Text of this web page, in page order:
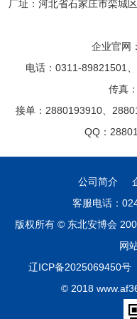
厂址：河北省石家庄市栾城
企业官网
电话：0311-89821501
传真
接单：2880193910、
QQ：
公司简介
客服电话：
版权所有 © 东北安博会
网
辽ICP备2025069450号
© 2018